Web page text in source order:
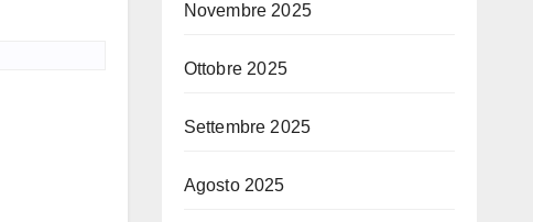
Novembre 2025
Ottobre 2025
Settembre 2025
Agosto 2025